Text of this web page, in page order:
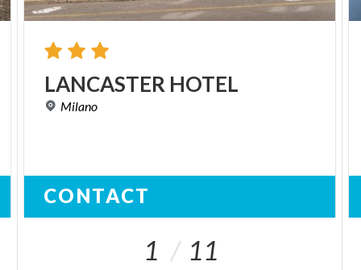
LANCASTER HOTEL
Milano
CONTACT
1 11